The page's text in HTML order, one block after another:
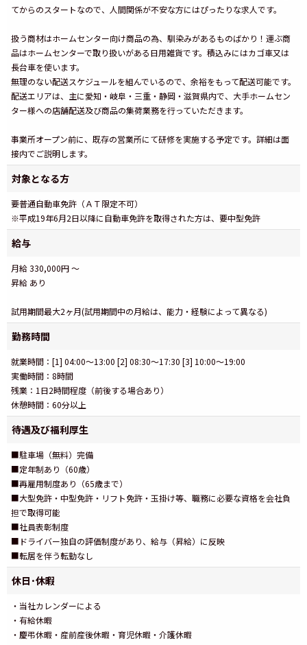
てからのスタートなので、人間関係が不安な方にはぴったりな求人です。
扱う商材はホームセンター向け商品の為、馴染みがあるものばかり！運ぶ商
品はホームセンターで取り扱いがある日用雑貨です。積込みにはカゴ車又は
長台車を使います。
無理のない配送スケジュールを組んでいるので、余裕をもって配送可能です。
配送エリアは、主に愛知・岐阜・三重・静岡・滋賀県内で、大手ホームセン
ター様への店舗配送及び商品の集荷業務を行っていただきます。
事業所オープン前に、既存の営業所にて研修を実施する予定です。詳細は面
接内でご説明します。
対象となる方
要普通自動車免許（ＡＴ限定不可）
※平成19年6月2日以降に自動車免許を取得された方は、要中型免許
給与
月給 330,000円 ～
昇給 あり
試用期間最大2ヶ月(試用期間中の月給は、能力・経験によって異なる)
勤務時間
就業時間：[1] 04:00～13:00 [2] 08:30～17:30 [3] 10:00～19:00
実働時間：8時間
残業：1日2時間程度（前後する場合あり）
休憩時間：60分以上
待遇及び福利厚生
■駐車場（無料）完備
■定年制あり（60歳）
■再雇用制度あり（65歳まで）
■大型免許・中型免許・リフト免許・玉掛け等、職務に必要な資格を会社負
担で取得可能
■社員表彰制度
■ドライバー独自の評価制度があり、給与（昇給）に反映
■転居を伴う転勤なし
休日･休暇
・当社カレンダーによる
・有給休暇
・慶弔休暇・産前産後休暇・育児休暇・介護休暇